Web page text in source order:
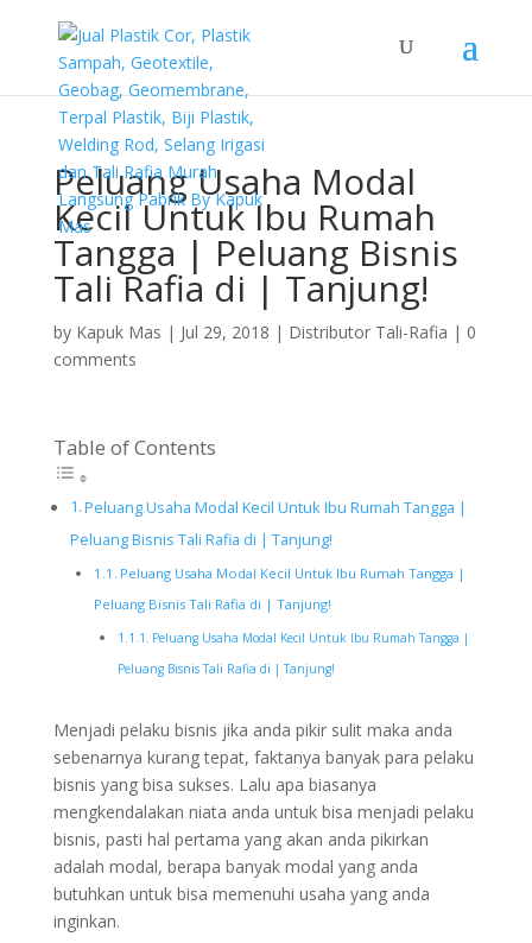
Peluang Usaha Modal
Kecil Untuk Ibu Rumah
Tangga | Peluang Bisnis
Tali Rafia di | Tanjung!
by Kapuk Mas | Jul 29, 2018 | Distributor Tali-Rafia | 0
comments
Table of Contents
Peluang Usaha Modal Kecil Untuk Ibu Rumah Tangga |
Peluang Bisnis Tali Rafia di | Tanjung!
Peluang Usaha Modal Kecil Untuk Ibu Rumah Tangga |
Peluang Bisnis Tali Rafia di | Tanjung!
Peluang Usaha Modal Kecil Untuk Ibu Rumah Tangga |
Peluang Bisnis Tali Rafia di | Tanjung!
Menjadi pelaku bisnis jika anda pikir sulit maka anda
sebenarnya kurang tepat, faktanya banyak para pelaku
bisnis yang bisa sukses. Lalu apa biasanya
mengkendalakan niata anda untuk bisa menjadi pelaku
bisnis, pasti hal pertama yang akan anda pikirkan
adalah modal, berapa banyak modal yang anda
butuhkan untuk bisa memenuhi usaha yang anda
inginkan.